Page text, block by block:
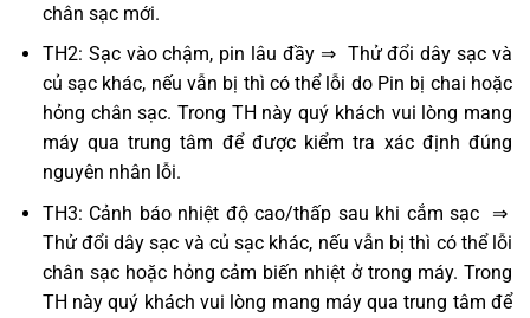
chân sạc mới.
TH2: Sạc vào chậm, pin lâu đầy ⇒ Thử đổi dây sạc và
củ sạc khác, nếu vẫn bị thì có thể lỗi do Pin bị chai hoặc
hỏng chân sạc. Trong TH này quý khách vui lòng mang
máy qua trung tâm để được kiểm tra xác định đúng
nguyên nhân lỗi.
TH3: Cảnh báo nhiệt độ cao/thấp sau khi cắm sạc ⇒
Thử đổi dây sạc và củ sạc khác, nếu vẫn bị thì có thể lỗi
chân sạc hoặc hỏng cảm biến nhiệt ở trong máy. Trong
TH này quý khách vui lòng mang máy qua trung tâm để